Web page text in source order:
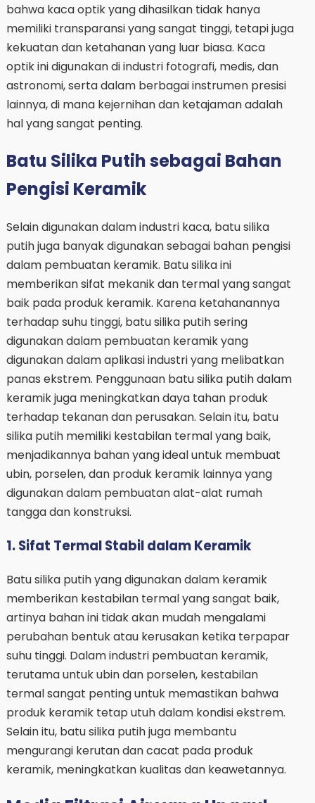
bahwa kaca optik yang dihasilkan tidak hanya
memiliki transparansi yang sangat tinggi, tetapi juga
kekuatan dan ketahanan yang luar biasa. Kaca
optik ini digunakan di industri fotografi, medis, dan
astronomi, serta dalam berbagai instrumen presisi
lainnya, di mana kejernihan dan ketajaman adalah
hal yang sangat penting.
Batu Silika Putih sebagai Bahan
Pengisi Keramik
Selain digunakan dalam industri kaca, batu silika
putih juga banyak digunakan sebagai bahan pengisi
dalam pembuatan keramik. Batu silika ini
memberikan sifat mekanik dan termal yang sangat
baik pada produk keramik. Karena ketahanannya
terhadap suhu tinggi, batu silika putih sering
digunakan dalam pembuatan keramik yang
digunakan dalam aplikasi industri yang melibatkan
panas ekstrem. Penggunaan batu silika putih dalam
keramik juga meningkatkan daya tahan produk
terhadap tekanan dan perusakan. Selain itu, batu
silika putih memiliki kestabilan termal yang baik,
menjadikannya bahan yang ideal untuk membuat
ubin, porselen, dan produk keramik lainnya yang
digunakan dalam pembuatan alat-alat rumah
tangga dan konstruksi.
1. Sifat Termal Stabil dalam Keramik
Batu silika putih yang digunakan dalam keramik
memberikan kestabilan termal yang sangat baik,
artinya bahan ini tidak akan mudah mengalami
perubahan bentuk atau kerusakan ketika terpapar
suhu tinggi. Dalam industri pembuatan keramik,
terutama untuk ubin dan porselen, kestabilan
termal sangat penting untuk memastikan bahwa
produk keramik tetap utuh dalam kondisi ekstrem.
Selain itu, batu silika putih juga membantu
mengurangi kerutan dan cacat pada produk
keramik, meningkatkan kualitas dan keawetannya.